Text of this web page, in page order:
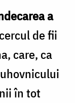
a
de fii
care, ca
în tot